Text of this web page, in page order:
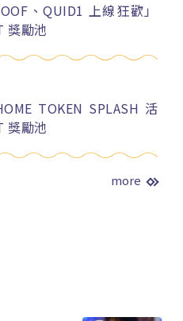
、QUID1 上線狂歡」
獎勵池
TOKEN SPLASH 活
獎勵池
more